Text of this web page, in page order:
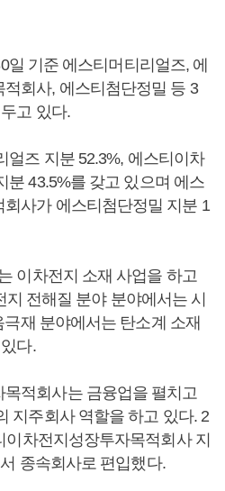
일 기준 에스티머티리얼즈, 에
회사, 에스티첨단정밀 등 3
고 있다.
얼즈 지분 52.3%, 에스티이차
분 43.5%를 갖고 있으며 에스
사가 에스티첨단정밀 지분 1
이차전지 소재 사업을 하고
전해질 분야 분야에서는 시
재 분야에서는 탄소계 소재
다.
적회사는 금융업을 펼치고
지주회사 역할을 하고 있다. 2
차전지성장투자목적회사 지
종속회사로 편입했다.